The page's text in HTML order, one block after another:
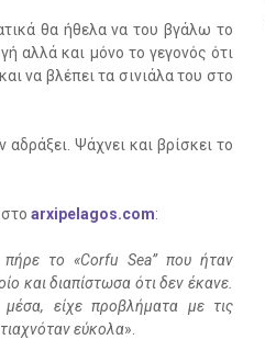
θα ήθελα να του βγάλω το
αλλά και μόνο το γεγονός ότι
να βλέπει τα σινιάλα του στο
Ψάχνει και βρίσκει το
arxipelagos.com:
το «Corfu Sea” που ήταν
και διαπίστωσα ότι δεν έκανε.
είχε προβλήματα με τις
εύκολα».